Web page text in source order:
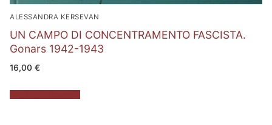
ALESSANDRA KERSEVAN
UN CAMPO DI CONCENTRAMENTO FASCISTA.
Gonars 1942-1943
16,00 €